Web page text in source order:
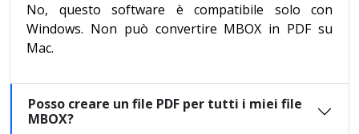
No, questo software è compatibile solo con
Windows. Non può convertire MBOX in PDF su
Mac.
Posso creare un file PDF per tutti i miei file
MBOX?